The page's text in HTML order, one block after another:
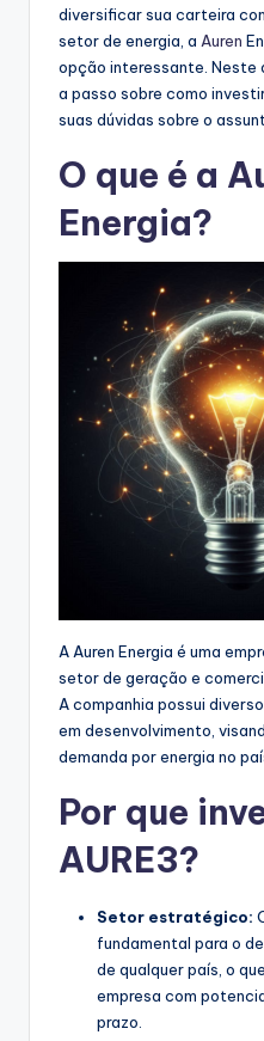
diversificar sua carteira
setor de energia, a Auren
opção interessante. Neste
a passo sobre como
suas dúvidas sobre o
O que é a
Energia?
A Auren Energia é uma
setor de geração e
A companhia possui
em desenvolvimento,
demanda por energia no
Por que
AURE3?
Setor estratégico:
fundamental para o
de qualquer país, o
empresa com
prazo.